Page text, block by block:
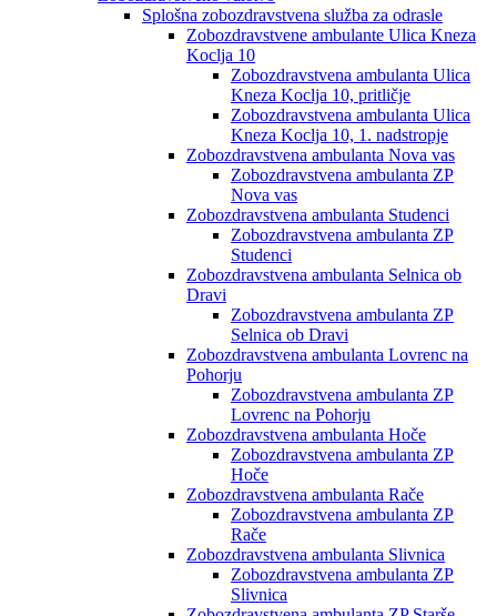
Splošna zobozdravstvena služba za odrasle
Zobozdravstvene ambulante Ulica Kneza
Koclja 10
Zobozdravstvena ambulanta Ulica
Kneza Koclja 10, pritličje
Zobozdravstvena ambulanta Ulica
Kneza Koclja 10, 1. nadstropje
Zobozdravstvena ambulanta Nova vas
Zobozdravstvena ambulanta ZP
Nova vas
Zobozdravstvena ambulanta Studenci
Zobozdravstvena ambulanta ZP
Studenci
Zobozdravstvena ambulanta Selnica ob
Dravi
Zobozdravstvena ambulanta ZP
Selnica ob Dravi
Zobozdravstvena ambulanta Lovrenc na
Pohorju
Zobozdravstvena ambulanta ZP
Lovrenc na Pohorju
Zobozdravstvena ambulanta Hoče
Zobozdravstvena ambulanta ZP
Hoče
Zobozdravstvena ambulanta Rače
Zobozdravstvena ambulanta ZP
Rače
Zobozdravstvena ambulanta Slivnica
Zobozdravstvena ambulanta ZP
Slivnica